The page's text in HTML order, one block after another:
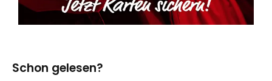
Schon gelesen?